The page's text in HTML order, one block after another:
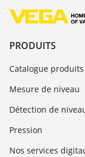
PRODUITS
Catalogue produits
Mesure de niveau
Détection de
Pression
Nos services